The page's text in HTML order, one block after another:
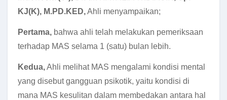
KJ(K), M.PD.KED,Ahli menyampaikan;
Pertama, bahwa ahli telah melakukan pemeriksaan
terhadap MAS selama 1 (satu) bulan lebih.
Kedua,Ahli melihat MAS mengalami kondisi mental
yang disebut gangguan psikotik, yaitu kondisi di
mana MAS kesulitan dalam membedakan antara hal